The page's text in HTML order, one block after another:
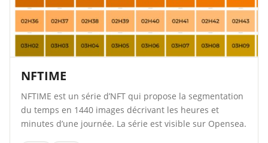
NFTIME
NFTIME est un série d’NFT qui propose la segmentation
du temps en 1440 images décrivant les heures et
minutes d’une journée. La série est visible sur Opensea.